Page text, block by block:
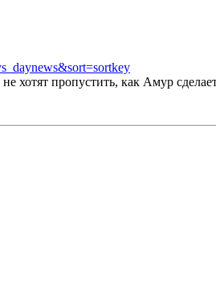
хотят пропустить, как Амур